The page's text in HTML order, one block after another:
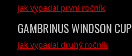
jak vypadal první ročník
GAMBRINUS WINDSON CUP
jak vypadal druhý ročník